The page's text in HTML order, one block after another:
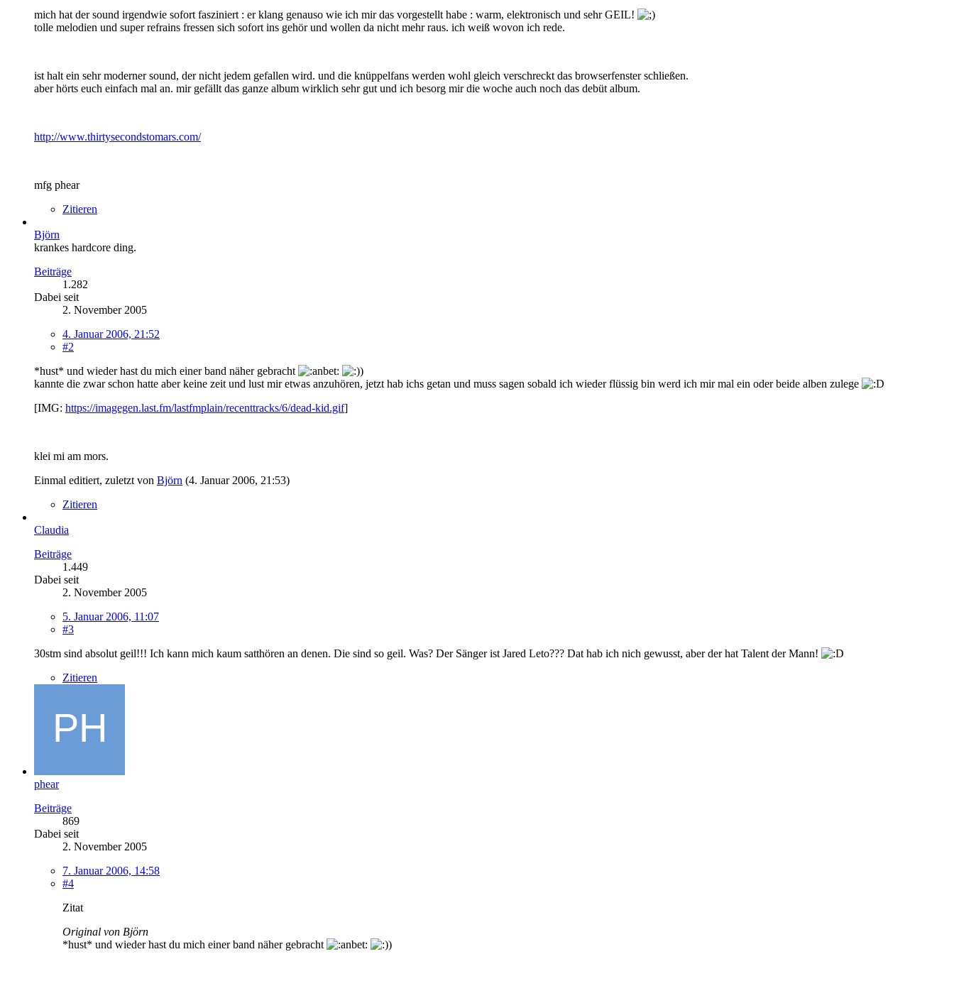
mich hat der sound irgendwie sofort fasziniert : er klang genauso wie ich mir das vorgestellt habe : warm, elektronisch und sehr GEIL!
tolle melodien und super refrains fressen sich sofort ins gehör und wollen da nicht mehr raus. ich weiß wovon ich rede.
ist halt ein sehr moderner sound, der nicht jedem gefallen wird. und die knüppelfans werden wohl gleich verschreckt das browserfenster schließen.
aber hörts euch einfach mal an. mir gefällt das ganze album wirklich sehr gut und ich besorg mir die woche auch noch das debüt album.
http://www.thirtysecondstomars.com/
mfg phear
Zitieren
Björn
krankes hardcore ding.
Beiträge
1.282
Dabei seit
2. November 2005
4. Januar 2006, 21:52
#2
*hust* und wieder hast du mich einer band näher gebracht
kannte die zwar schon hatte aber keine zeit und lust mir etwas anzuhören, jetzt hab ichs getan und muss sagen sobald ich wieder flüssig bin werd ich mir mal ein oder beide alben zulege
[IMG: https://imagegen.last.fm/lastfmplain/recenttracks/6/dead-kid.gif]
klei mi am mors.
Einmal editiert, zuletzt von Björn (4. Januar 2006, 21:53)
Zitieren
Claudia
Beiträge
1.449
Dabei seit
2. November 2005
5. Januar 2006, 11:07
#3
30stm sind absolut geil!!! Ich kann mich kaum satthören an denen. Die sind so geil. Was? Der Sänger ist Jared Leto??? Dat hab ich nich gewusst, aber der hat Talent der Mann!
Zitieren
phear
Beiträge
869
Dabei seit
2. November 2005
7. Januar 2006, 14:58
#4
Zitat
Original von Björn
*hust* und wieder hast du mich einer band näher gebracht